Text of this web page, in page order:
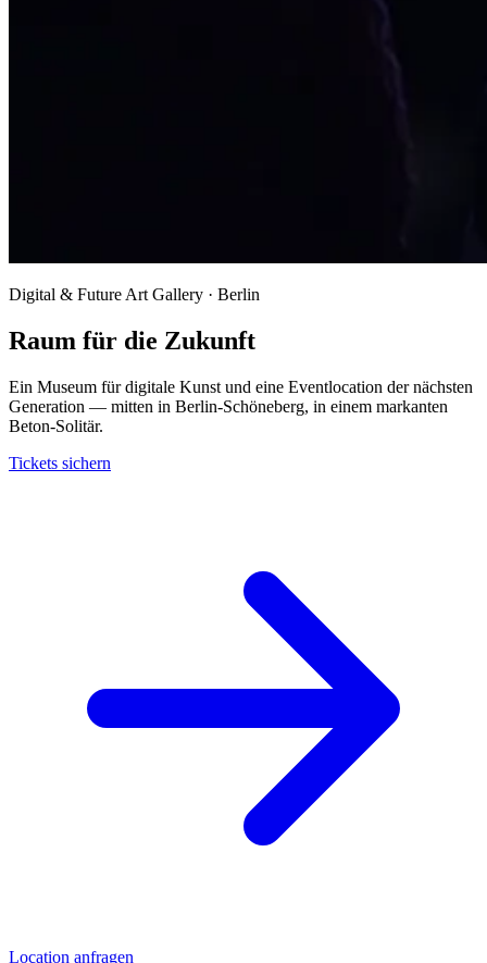
Digital & Future Art Gallery · Berlin
Raum für die Zukunft
Ein Museum für digitale Kunst und eine Eventlocation der nächsten
Generation — mitten in Berlin-Schöneberg, in einem markanten
Beton-Solitär.
Tickets sichern
Location anfragen